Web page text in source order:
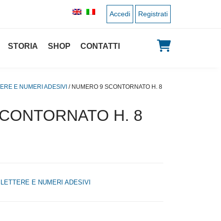
Accedi Registrati
STORIA SHOP CONTATTI
E NUMERI ADESIVI / NUMERO 9 SCONTORNATO H. 8
H. 8
LETTERE E NUMERI ADESIVI